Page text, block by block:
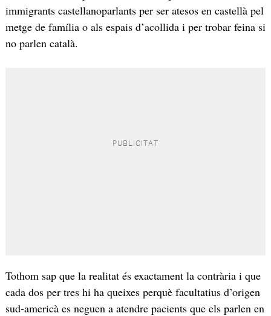
immigrants castellanoparlants per ser atesos en castellà pel
metge de família o als espais d’acollida i per trobar feina si
no parlen català.
Tothom sap que la realitat és exactament la contrària i que
cada dos per tres hi ha queixes perquè facultatius d’origen
sud-americà es neguen a atendre pacients que els parlen en